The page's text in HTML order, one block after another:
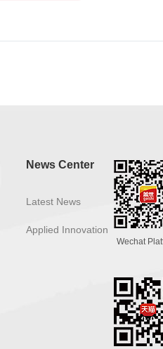
News Center
Latest News
Applied Innovation
Wechat